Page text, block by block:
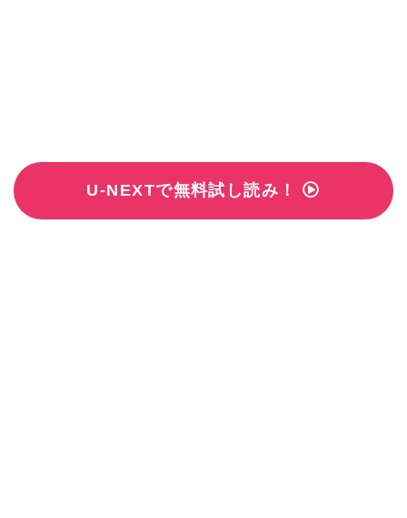
U-NEXTで無料試し読み！